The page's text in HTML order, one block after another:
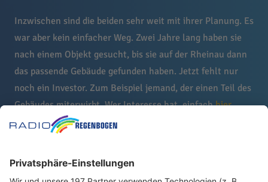
Inzwischen sind die beiden sehr weit mit ihrer Planung. Es
war aber kein einfacher Weg. Zwei Jahre lang haben sie
nach einem Objekt gesucht, bis sie auf der Rheinau dann
das passende Gebäude gefunden haben. Jetzt fehlt nur
noch ein Investor. Zum Beispiel jemand, der einen Teil des
Gebäudes miterwirbt. Wer Interesse hat, einfachhier
klicken.